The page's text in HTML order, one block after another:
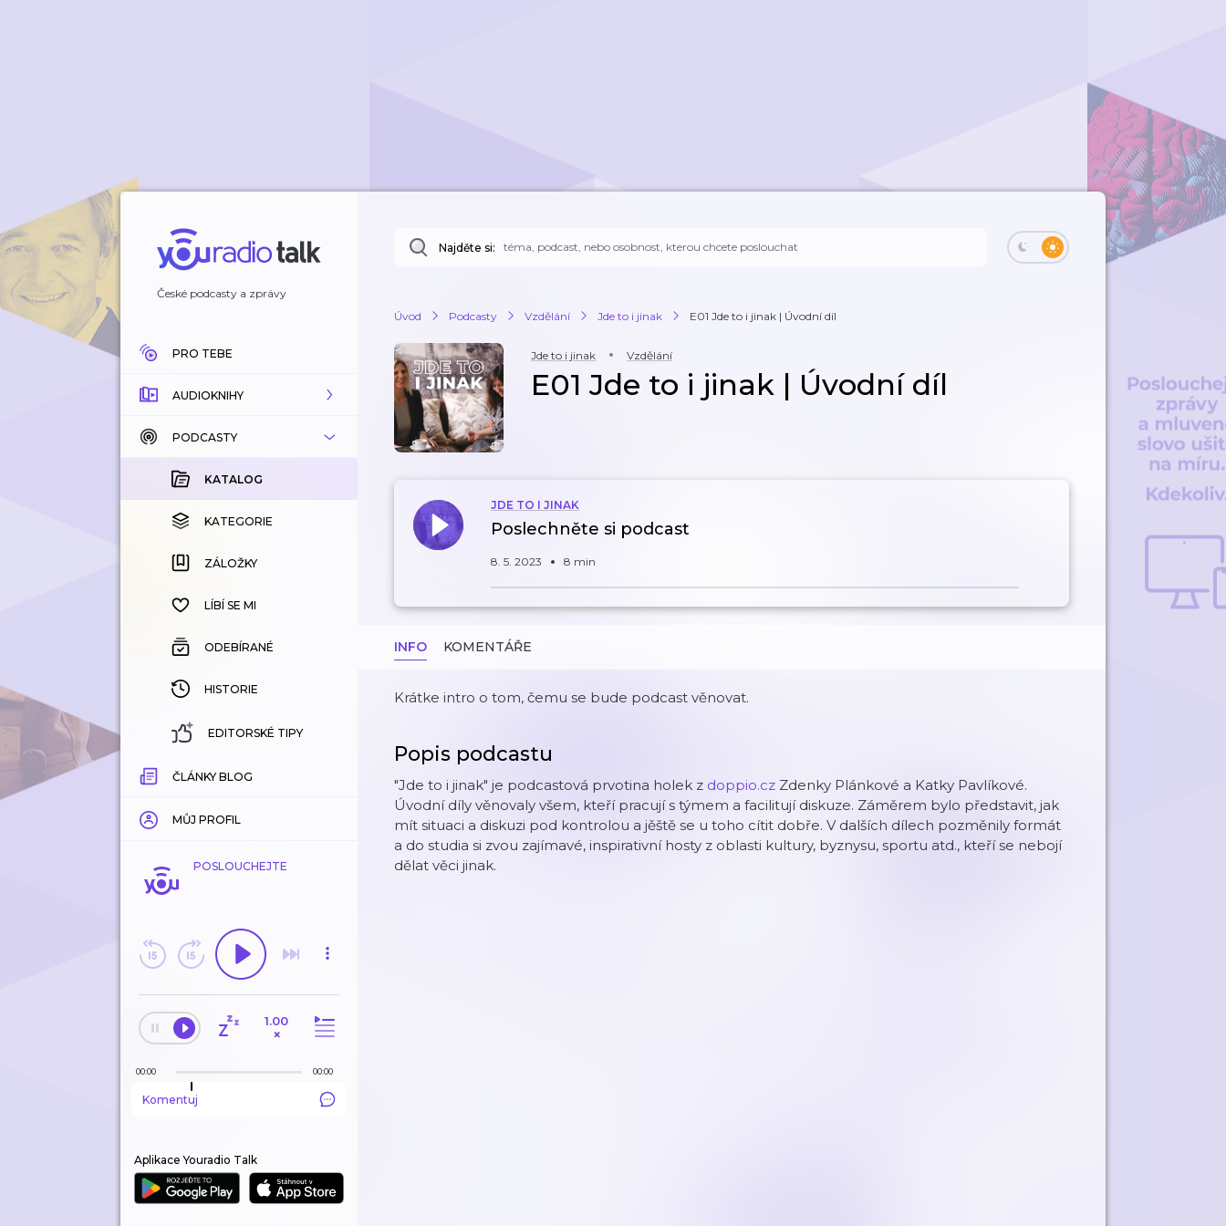
České podcasty a zprávy
PRO TEBE
AUDIOKNIHY
KATALOG
KOUPENÉ
KATEGORIE
ZÁLOŽKY
HISTORIE
PODCASTY
KATALOG
KATEGORIE
ZÁLOŽKY
LÍBÍ SE MI
ODEBÍRANÉ
HISTORIE
EDITORSKÉ TIPY
ČLÁNKY BLOG
MŮJ PROFIL
POSLOUCHEJTE
1.00
×
00:00 00:00
Komentuj
Aplikace Youradio Talk
Najděte si:
Úvod Podcasty Vzdělání Jde to i jinak E01 Jde to i jinak | Úvodní díl
Jde to i jinak Vzdělání
E01 Jde to i jinak | Úvodní díl
JDE TO I JINAK
Poslechněte si podcast
8. 5. 2023 8 min
INFO KOMENTÁŘE
Krátke intro o tom, čemu se bude podcast věnovat.
Popis podcastu
"Jde to i jinak" je podcastová prvotina holek z doppio.cz Zdenky Plánkové a Katky Pavlíkové.
Úvodní díly věnovaly všem, kteří pracují s týmem a facilitují diskuze. Záměrem bylo představit, jak
mít situaci a diskuzi pod kontrolou a jěště se u toho cítit dobře. V dalších dílech pozměnily formát
a do studia si zvou zajímavé, inspirativní hosty z oblasti kultury, byznysu, sportu atd., kteří se nebojí
dělat věci jinak.